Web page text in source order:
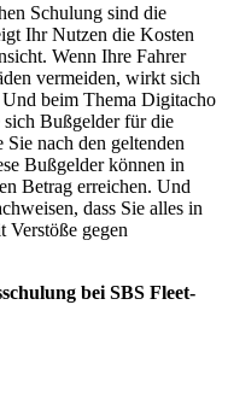
Schulung sind die
Ihr Nutzen die Kosten
Wenn Ihre Fahrer
vermeiden, wirkt sich
beim Thema Digitacho
Bußgelder für die
nach den geltenden
Bußgelder können in
Betrag erreichen. Und
dass Sie alles in
Verstöße gegen
bei SBS Fleet-